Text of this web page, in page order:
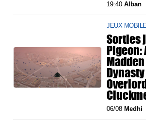
19:40Alban
JEUX
Sorties
Pigeon:
Madden
06/08 Medhi